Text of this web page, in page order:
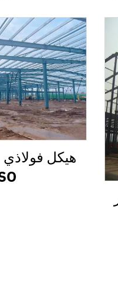
هيكل فولاذي